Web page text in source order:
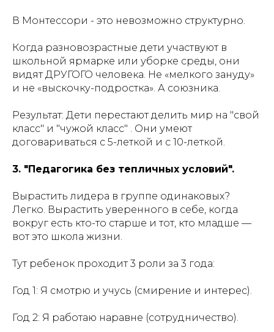
В Монтессори - это невозможно структурно.
Когда разновозрастные дети участвуют в
школьной ярмарке или уборке среды, они
видят ДРУГОГО человека. Не «мелкого зануду»
и не «выскочку-подростка». А союзника.
Результат: Дети перестают делить мир на "свой
класс" и "чужой класс" . Они умеют
договариваться с 5-леткой и с 10-леткой.
3. "Педагогика без тепличных условий".
Вырастить лидера в группе одинаковых?
Легко. Вырастить уверенного в себе, когда
вокруг есть кто-то старше и тот, кто младше —
вот это школа жизни.
Тут ребенок проходит 3 роли за 3 года:
Год 1: Я смотрю и учусь (смирение и интерес).
Год 2: Я работаю наравне (сотрудничество).